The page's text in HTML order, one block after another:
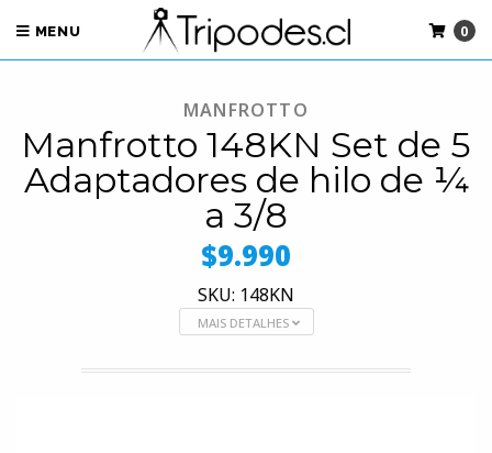
MENU 0
MANFROTTO
Manfrotto 148KN Set de 5
Adaptadores de hilo de ¼
a 3/8
$9.990
SKU: 148KN
MAIS DETALHES